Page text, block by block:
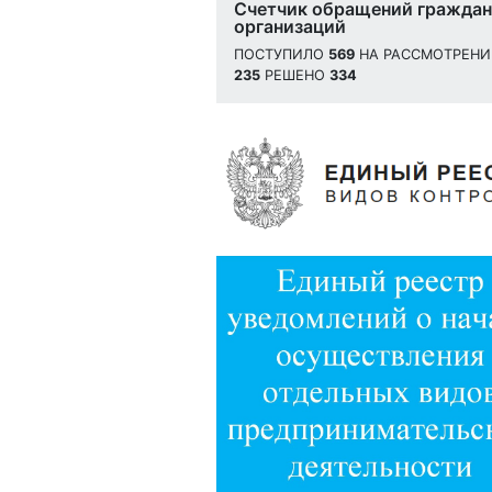
Счетчик обращений
организаций
ПОСТУПИЛО 569 НА
235 РЕШЕНО 334